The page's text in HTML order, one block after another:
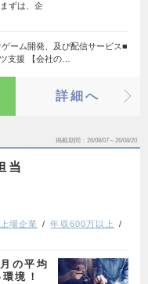
ずは、企
ーム開発、及び配信サービス■
支援 【会社の…
詳細へ
掲載期間 26/08/07～26/08/20
当
上場企業
年収600万以上
の平均
境！